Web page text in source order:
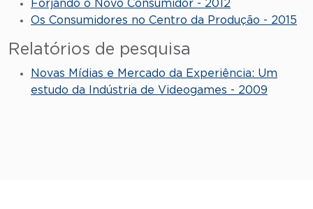
Forjando o Novo Consumidor - 2012
Os Consumidores no Centro da Produção - 2015
Relatórios de pesquisa
Novas Mídias e Mercado da Experiência: Um
estudo da Indústria de Videogames - 2009